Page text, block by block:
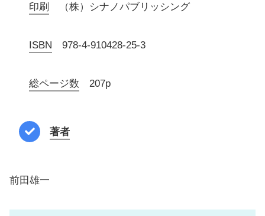
印刷 （株）シナノパブリッシング
ISBN 978-4-910428-25-3
総ページ数 207p
著者
前田雄一